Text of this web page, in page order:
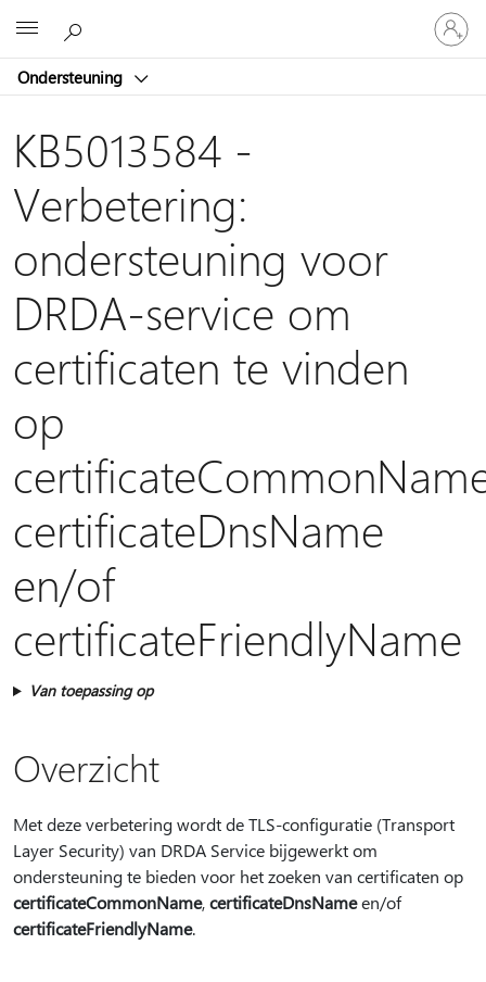
Ondersteuning
Meld
je
aan
je
KB5013584 -
Verbetering:
ondersteuning voor
DRDA-service om
certificaten te vinden
op
certificateDnsName
en/of
certificateFriendlyName
Van toepassing op
Overzicht
Met deze verbetering wordt de TLS-configuratie (Transport
Layer Security) van DRDA Service bijgewerkt om
ondersteuning te bieden voor het zoeken van certificaten op
certificateCommonName,certificateDnsNameen/of
certificateFriendlyName.